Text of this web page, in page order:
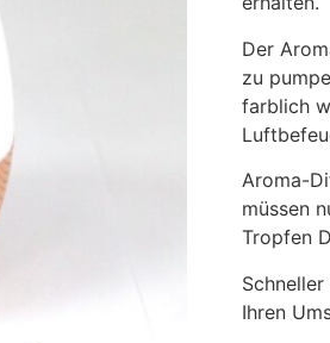
Der
zu
farblich
Aroma-
müssen
Tropfen
Ihren